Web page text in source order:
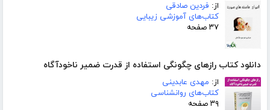
از: فردین صادقی
کتاب‌های آموزشی زیبایی
۳۷ صفحه
دانلود کتاب رازهای چگونگی استفاده از قدرت ضمیر ناخودآگاه
از: مهدی عابدینی
کتاب‌های روانشناسی
۳۹ صفحه